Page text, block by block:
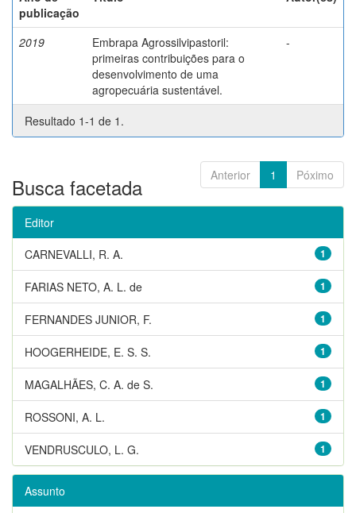
publicação
2019
Embrapa Agrossilvipastoril:
primeiras contribuições para o
desenvolvimento de uma
agropecuária sustentável.
-
Resultado 1-1 de 1.
Anterior 1 Póximo
Busca facetada
Editor
1
CARNEVALLI, R. A.
1
FARIAS NETO, A. L. de
1
FERNANDES JUNIOR, F.
1
HOOGERHEIDE, E. S. S.
1
MAGALHÃES, C. A. de S.
1
ROSSONI, A. L.
1
VENDRUSCULO, L. G.
Assunto